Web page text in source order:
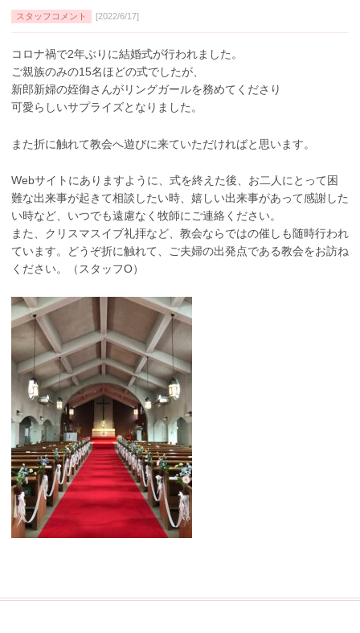
スタッフコメント [2022/6/17]
コロナ禍で2年ぶりに結婚式が行われました。
ご親族のみの15名ほどの式でしたが、
新郎新婦の姪御さんがリングガールを務めてくださり
可愛らしいサプライズとなりました。
また折に触れて教会へ遊びに来ていただければと思います。
Webサイトにありますように、式を終えた後、お二人にとって困
難な出来事が起きて相談したい時、嬉しい出来事があって感謝した
い時など、いつでも遠慮なく牧師にご連絡ください。
また、クリスマスイブ礼拝など、教会ならではの催しも随時行われ
ています。どうぞ折に触れて、ご夫婦の出発点である教会をお訪ね
ください。（スタッフO）